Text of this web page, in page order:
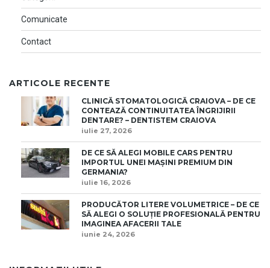
Comunicate
Contact
ARTICOLE RECENTE
CLINICĂ STOMATOLOGICĂ CRAIOVA – DE CE
CONTEAZĂ CONTINUITATEA ÎNGRIJIRII
DENTARE? – DENTISTEM CRAIOVA
iulie 27, 2026
DE CE SĂ ALEGI MOBILE CARS PENTRU
IMPORTUL UNEI MAȘINI PREMIUM DIN
GERMANIA?
iulie 16, 2026
PRODUCĂTOR LITERE VOLUMETRICE – DE CE
SĂ ALEGI O SOLUȚIE PROFESIONALĂ PENTRU
IMAGINEA AFACERII TALE
iunie 24, 2026